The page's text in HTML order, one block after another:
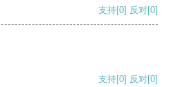
支持[0] 反对[0]
支持[0] 反对[0]